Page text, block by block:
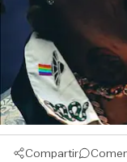
Compartir